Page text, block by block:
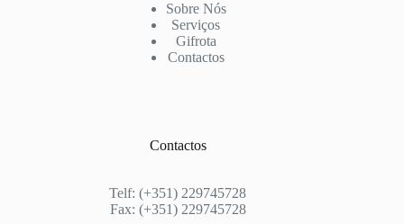
Sobre Nós
Serviços
Gifrota
Contactos
Contactos
Telf: (+351) 229745728
Fax: (+351) 229745728